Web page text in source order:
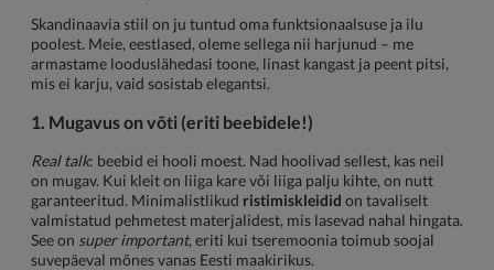
Skandinaavia stiil on ju tuntud oma funktsionaalsuse ja ilu
poolest. Meie, eestlased, oleme sellega nii harjunud – me
armastame looduslähedasi toone, linast kangast ja peent pitsi,
mis ei karju, vaid sosistab elegantsi.
1. Mugavus on võti (eriti beebidele!)
Real talk: beebid ei hooli moest. Nad hoolivad sellest, kas neil
on mugav. Kui kleit on liiga kare või liiga palju kihte, on nutt
garanteeritud. Minimalistlikud ristimiskleidid on tavaliselt
valmistatud pehmetest materjalidest, mis lasevad nahal hingata.
See on super important, eriti kui tseremoonia toimub soojal
suvepäeval mõnes vanas Eesti maakirikus.